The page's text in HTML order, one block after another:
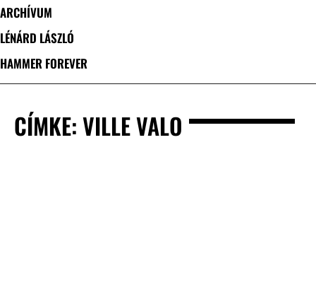
ARCHÍVUM
LÉNÁRD LÁSZLÓ
HAMMER FOREVER
CÍMKE: VILLE VALO